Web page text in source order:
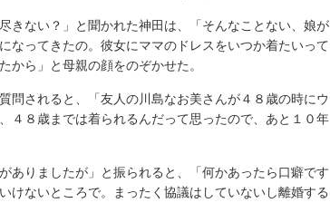
きない？」と聞かれた神田は、「そんなことない、娘が
なってきたの。彼女にママのドレスをいつか着たいって
から」と母親の顔をのぞかせた。
されると、「友人の川島なお美さんが４８歳の時にウ
４８歳までは着られるんだって思ったので、あと１０年
ありましたが」と振られると、「何かあったら口癖です
けないところで。まったく協議はしていないし離婚する